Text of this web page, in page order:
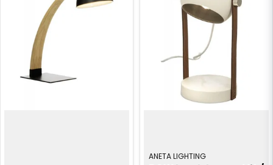
ANETA LIGHTING